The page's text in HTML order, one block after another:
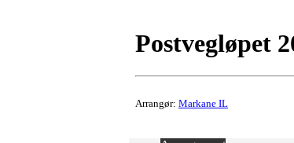
Postvegløpet
Arrangør: Markane IL